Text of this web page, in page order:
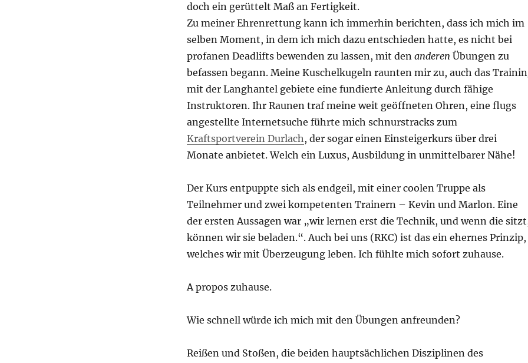
doch ein gerüttelt Maß an Fertigkeit.
Zu meiner Ehrenrettung kann ich immerhin berichten, dass ich mich im
selben Moment, in dem ich mich dazu entschieden hatte, es nicht bei
profanen Deadlifts bewenden zu lassen, mit den anderen Übungen zu
befassen begann. Meine Kuschelkugeln raunten mir zu, auch das
mit der Langhantel gebiete eine fundierte Anleitung durch fähige
Instruktoren. Ihr Raunen traf meine weit geöffneten Ohren, eine flugs
angestellte Internetsuche führte mich schnurstracks zum
Kraftsportverein Durlach, der sogar einen Einsteigerkurs über drei
Monate anbietet. Welch ein Luxus, Ausbildung in unmittelbarer Nähe!
Der Kurs entpuppte sich als endgeil, mit einer coolen Truppe als
Teilnehmer und zwei kompetenten Trainern – Kevin und Marlon. Eine
der ersten Aussagen war „wir lernen erst die Technik, und wenn die
können wir sie beladen.“. Auch bei uns (RKC) ist das ein ehernes Prinzip,
welches wir mit Überzeugung leben. Ich fühlte mich sofort zuhause.
A propos zuhause.
Wie schnell würde ich mich mit den Übungen anfreunden?
Reißen und Stoßen, die beiden hauptsächlichen Disziplinen des